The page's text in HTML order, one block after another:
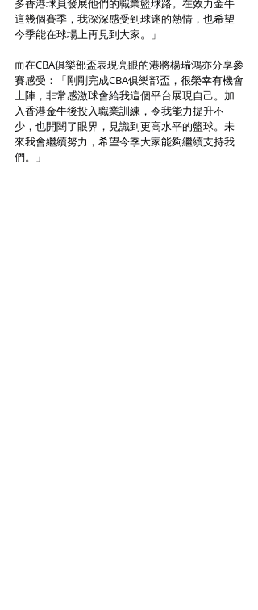
多香港球員發展他們的職業籃球路。在效力金牛
這幾個賽季，我深深感受到球迷的熱情，也希望
今季能在球場上再見到大家。」
而在CBA俱樂部盃表現亮眼的港將楊瑞鴻亦分享參
賽感受：「剛剛完成CBA俱樂部盃，很榮幸有機會
上陣，非常感激球會給我這個平台展現自己。加
入香港金牛後投入職業訓練，令我能力提升不
少，也開闊了眼界，見識到更高水平的籃球。未
來我會繼續努力，希望今季大家能夠繼續支持我
們。」